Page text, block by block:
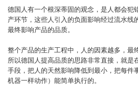
德国人有一个根深蒂固的观念，是人都会犯
产环节，这些人引入的负面影响经过流水线
最终影响产品的品质。
整个产品的生产工程中，人的因素越多，最
所以德国人提高品质的思路非常直接，就是
手段，把人的天然影响降低到最小，把每件
机器一样动作）能简单执行的。